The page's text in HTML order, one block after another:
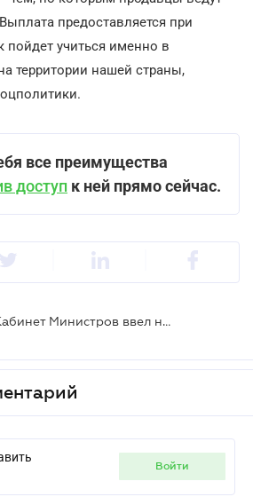
предоставляется при
пойдет учиться именно в
территории нашей страны,
все преимущества
доступ к ней прямо сейчас.
Пакет школьника – Кабинет Министров ввел новую выплату для родителей школьников
войти